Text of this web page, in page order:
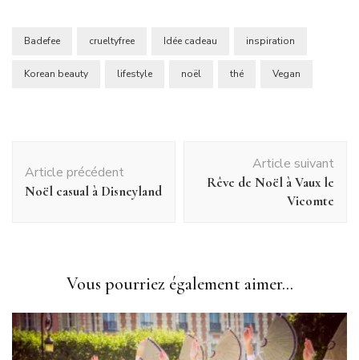
Badefee crueltyfree Idée cadeau inspiration
Korean beauty lifestyle noël thé Vegan
d'article
Article précédent
Noël casual à Disneyland
Article suivant
Rêve de Noël à Vaux le
Vicomte
Vous pourriez également aimer...